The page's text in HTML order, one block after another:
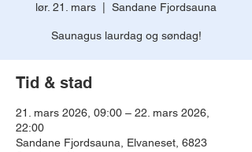
lør. 21. mars Sandane Fjordsauna
Saunagus laurdag og søndag!
Tid & stad
21. mars 2026, 09:00 – 22. mars 2026,
22:00
Sandane Fjordsauna, Elvaneset, 6823